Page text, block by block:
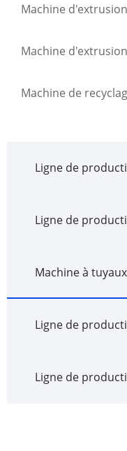
Machine
Machine
Machine de
Ligne de
Ligne de
Machine à
Ligne de
Ligne de